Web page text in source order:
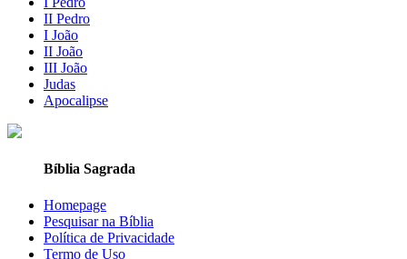
II Pedro
I João
II João
III João
Judas
Apocalipse
Bíblia Sagrada
Homepage
Pesquisar na Bíblia
Política de Privacidade
Termo de Uso